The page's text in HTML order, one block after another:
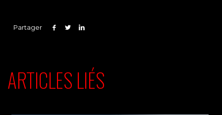
Partager
ARTICLES LIÉS